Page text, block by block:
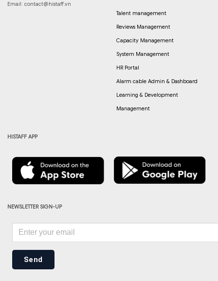
Email: contact@histaff.vn
Talent management
Reviews Management
Capacity Management
System Management
HR Portal
Alarm cable Admin & Dashboard
Learning & Development
Management
HISTAFF APP
NEWSLETTER SIGN-UP
Send